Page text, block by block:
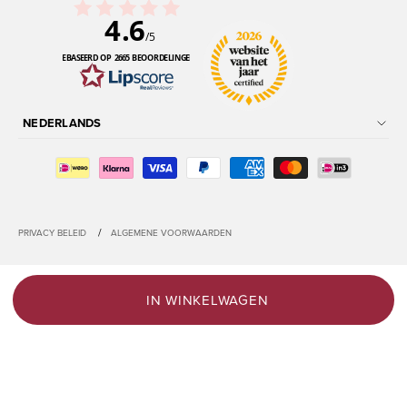
IN WINKELWAGEN
4.6/5
GEBASEERD OP 2665 BEOORDELINGEN
NEDERLANDS
PRIVACY BELEID / ALGEMENE VOORWAARDEN